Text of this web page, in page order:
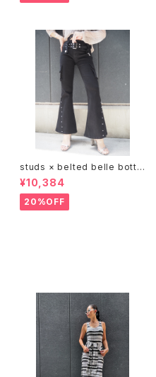
studs × belted belle botto
m stretch black pants パン
ツ ブラック スタッズ ポケット ベ
ルト
¥10,384
20%OFF